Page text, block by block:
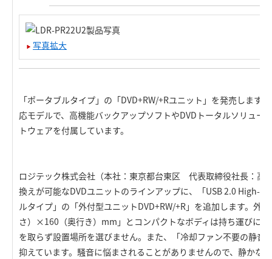
写真拡大
「ポータブルタイプ」の「DVD+RW/+Rユニット」を発売します
応モデルで、高機能バックアップソフトやDVDトータルソリュー
トウェアを付属しています。
ロジテック株式会社（本社：東京都台東区 代表取締役社長：高
換えが可能なDVDユニットのラインアップに、「USB 2.0 High-
ルタイプ」の「外付型ユニットDVD+RW/+R」を追加します。外
さ）×160（奥行き）mm」とコンパクトなボディは持ち運びに
を取らず設置場所を選びません。また、「冷却ファン不要の静音
抑えています。騒音に悩まされることがありませんので、静かな